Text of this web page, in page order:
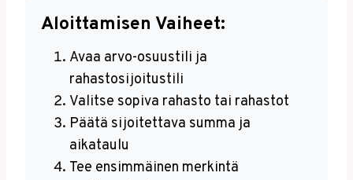
Aloittamisen Vaiheet:
Avaa arvo-osuustili ja
rahastosijoitustili
Valitse sopiva rahasto tai rahastot
Päätä sijoitettava summa ja
aikataulu
Tee ensimmäinen merkintä